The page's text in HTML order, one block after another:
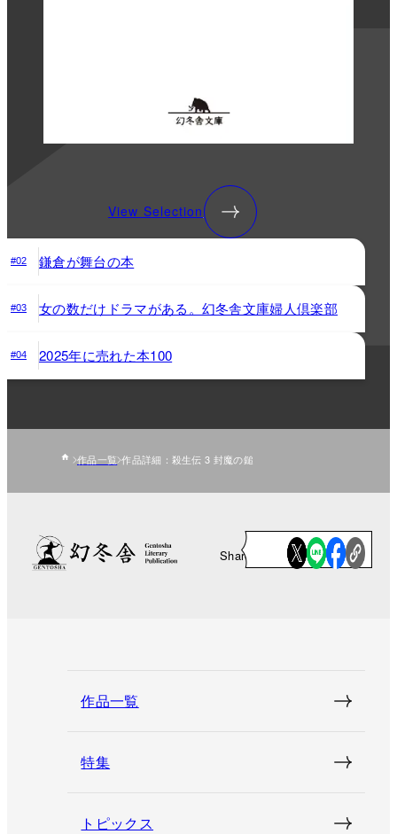
View Selection
#02 鎌倉が舞台の本
#03 女の数だけドラマがある。幻冬舎文庫婦人倶楽部
#04 2025年に売れた本100
作品一覧 作品詳細：殺生伝 3 封魔の鎚
Share
作品一覧
特集
トピックス